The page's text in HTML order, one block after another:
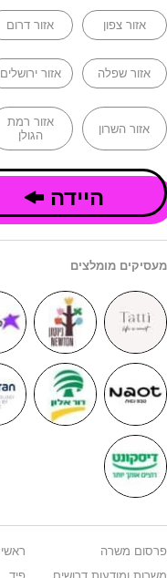
אזור צפון אזור דרום
אזור שפלה אזור ירושלים
אזור השרון
אזור רמת
הגולן
היידה
מעסיקים מומלצים
פרסום משרה
ראשי